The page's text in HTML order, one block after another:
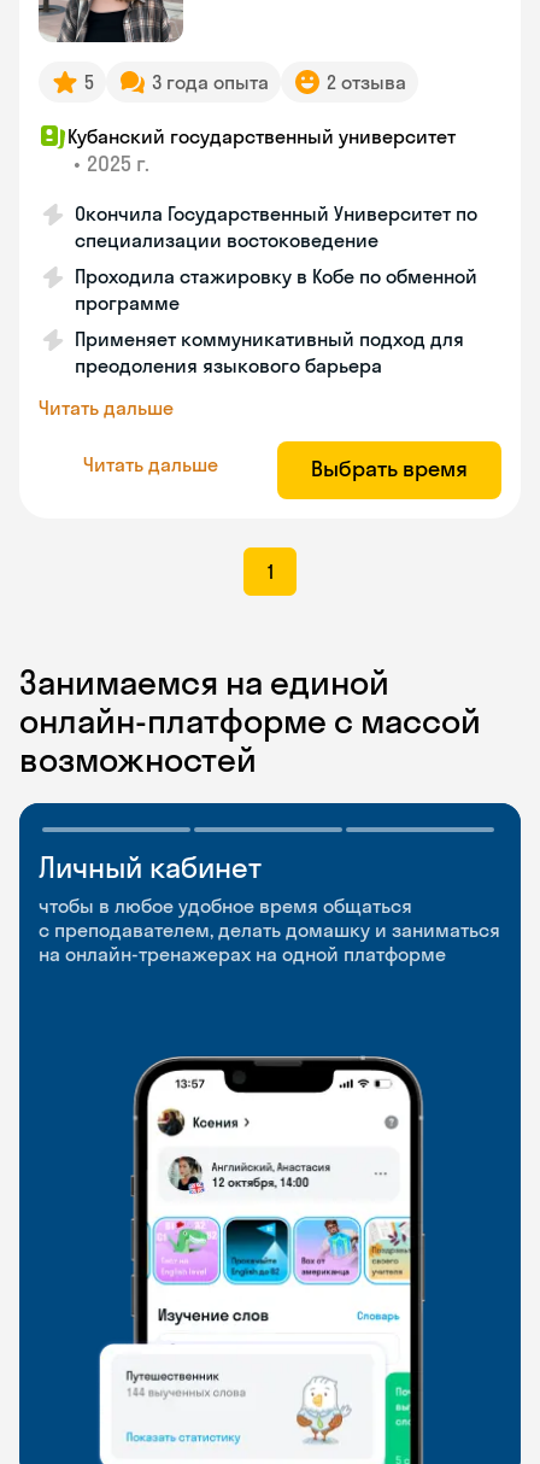
5 3 года опыта 2 отзыва
Кубанский государственный университет
• 2025 г.
Окончила Государственный Университет по
специализации востоковедение
Проходила стажировку в Кобе по обменной
программе
Применяет коммуникативный подход для
преодоления языкового барьера
Читать дальше
Читать дальше Выбрать время
1
Занимаемся на единой
онлайн-платформе с массой
возможностей
Личный кабинет
чтобы в любое удобное время общаться
с преподавателем, делать домашку и заниматься
на онлайн-тренажерах на одной платформе
Мобильное
приложение
чтобы заниматься и изучать новые слова где
и когда удобно
Разговорные клубы
и Talks
Групповые занятия для разговорной практики
и индивидуальные встречи с преподавателями